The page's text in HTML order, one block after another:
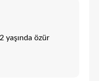
yaşında özür